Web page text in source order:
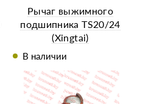
Рычаг выжимного
подшипника TS20/24
(Xingtai)
В наличии